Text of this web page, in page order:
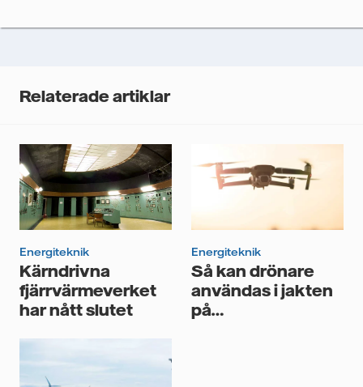
analysera deras prestanda, inklusive
tredje part, och du kan när som helst återkalla ditt
personuppgifter.
Jag samtycker till att Vattenfall behandlar mina
personuppgifter för att kunna skicka mig
nyhetsbrevet.*
Relaterade artiklar
Energiteknik
Kärndrivna
fjärrvärmeverket
har nått slutet
Energiteknik
Så kan drönare
användas i jakten
på